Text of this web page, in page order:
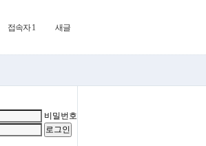
접속자 1 새글
비밀번호